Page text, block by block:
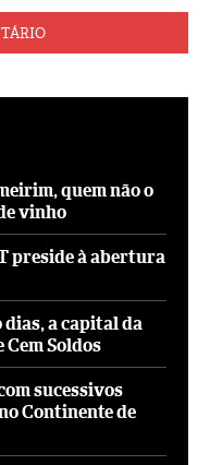
quem não o
vinho
preside à abertura
dias, a capital da
Soldos
sucessivos
Continente de